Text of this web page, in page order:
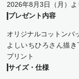
2026年8月3日（月）
プレゼント内容
オリジナルコットンバ
よしいちひろさん描
プリント
サイズ・仕様